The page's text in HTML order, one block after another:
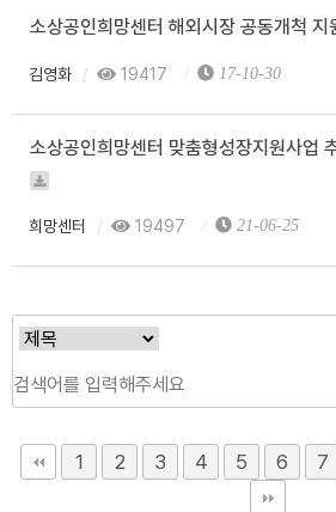
소상공인희망센터 해외시장 공동개척 지
김영화 19417 17-10-30
소상공인희망센터 맞춤형성장지원사업
희망센터 19497 21-06-25
1 2 3 4 5 6 7